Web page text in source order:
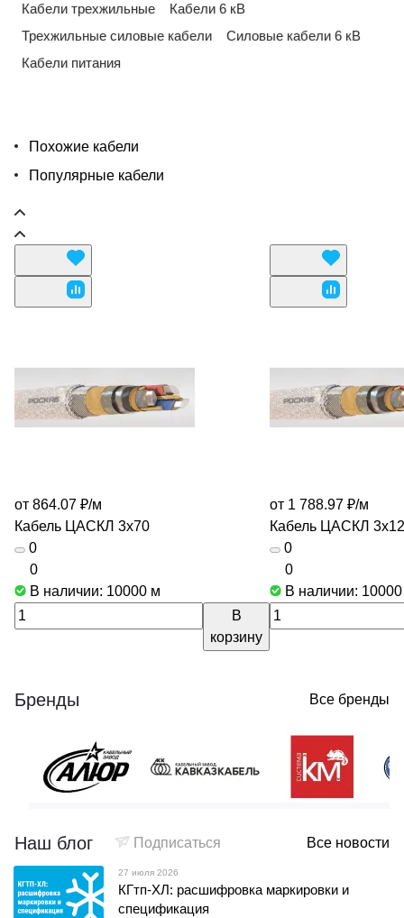
Кабели трехжильные
Кабели 6 кВ
Трехжильные силовые кабели
Силовые кабели 6 кВ
Кабели питания
Похожие кабели
Популярные кабели
от 864.07 ₽/м
Кабель ЦАСКЛ 3х70
0
0
В наличии: 10000 м
В
корзину
от 1 788.97 ₽/м
Кабель ЦАСКЛ
0
0
В наличии:
Бренды Все бренды
Наш блог Подписаться Все новости
27 июля 2026
КГтп-ХЛ: расшифровка маркировки и
спецификация